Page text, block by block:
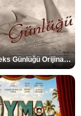
Bir Kadının Seks Günlüğü Orijinal Fragman